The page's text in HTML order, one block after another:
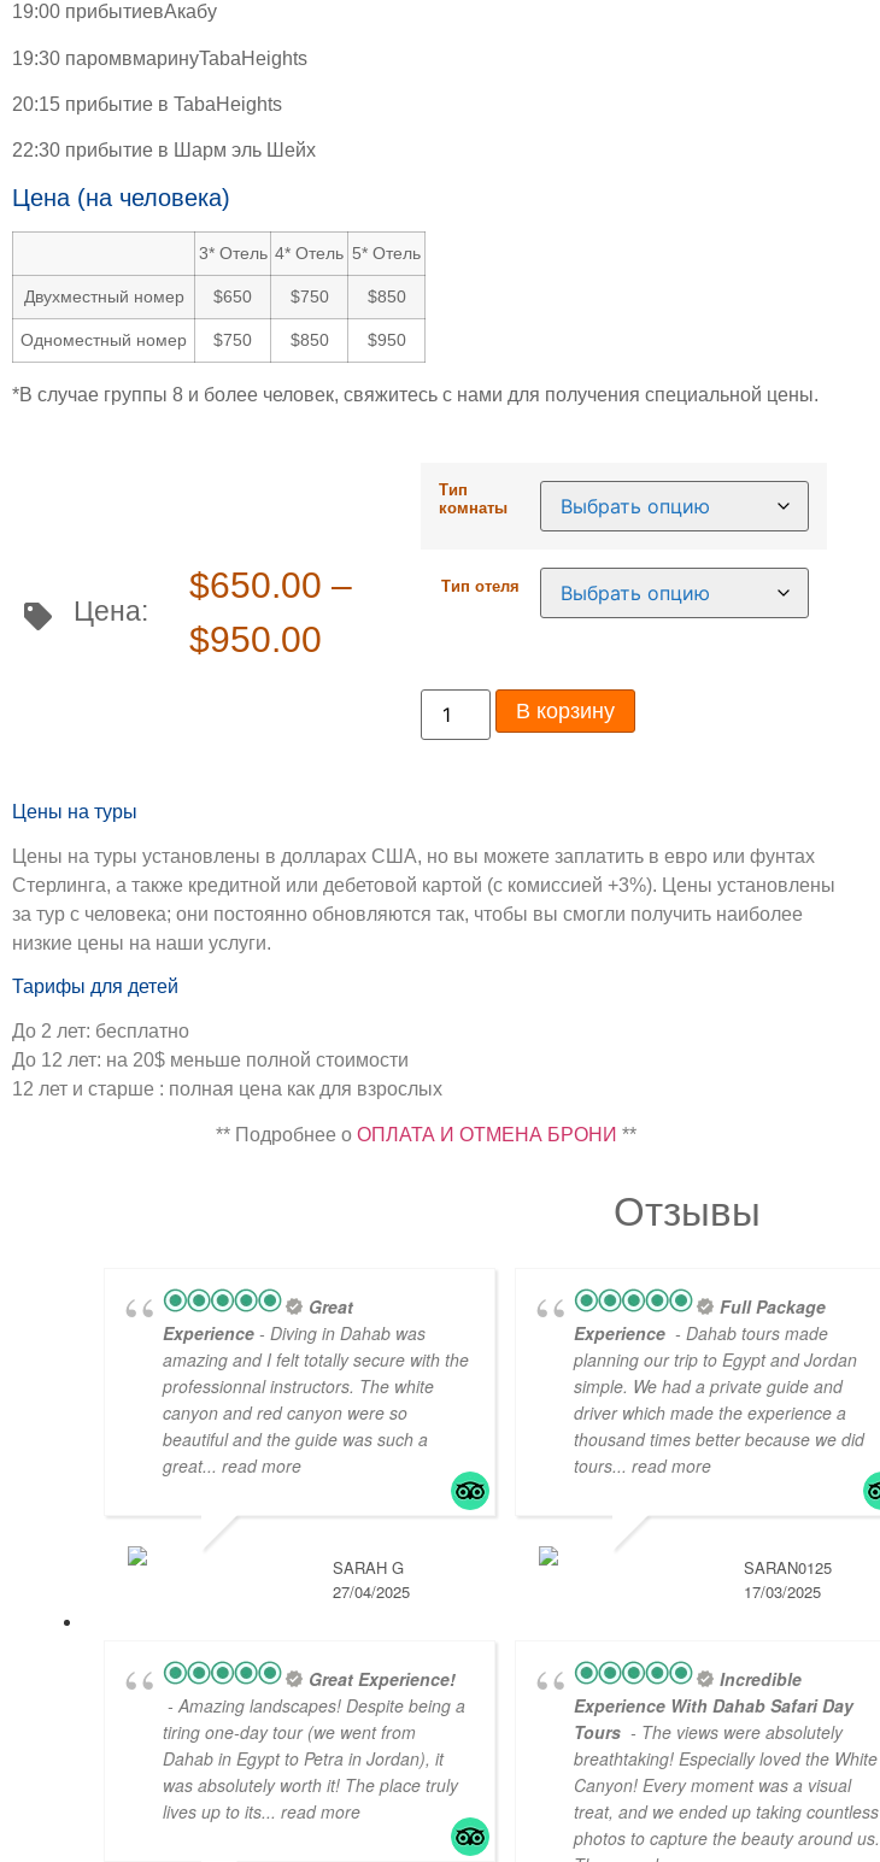
19:00 прибытиевАкабу
19:30 паромвмаринуTabaHeights
20:15 прибытие в TabaHeights
22:30 прибытие в Шарм эль Шейх
Цена (на человека)
3* Отель 4* Отель 5* Отель
Двухместный номер $650 $750 $850
Одноместный номер $750 $850 $950
*В случае группы 8 и более человек, свяжитесь с нами для получения специальной цены.
Цена:
$650.00 –
$950.00
Тип
комнаты
Тип отеля
В корзину
Цены на туры
Цены на туры установлены в долларах США, но вы можете заплатить в евро или фунтах
Стерлинга, а также кредитной или дебетовой картой (с комиссией +3%). Цены установлены
за тур с человека; они постоянно обновляются так, чтобы вы смогли получить наиболее
низкие цены на наши услуги.
Тарифы для детей
До 2 лет: бесплатно
До 12 лет: на 20$ меньше полной стоимости
12 лет и старше : полная цена как для взрослых
** Подробнее о ОПЛАТА И ОТМЕНА БРОНИ **
Отзывы
Great
Experience - Diving in Dahab was
amazing and I felt totally secure with the
professionnal instructors. The white
canyon and red canyon were so
beautiful and the guide was such a
great... read more
SARAH G
27/04/2025
Full Package
Experience - Dahab tours made
planning our trip to Egypt and Jordan
simple. We had a private guide and
driver which made the experience a
thousand times better because we did
tours... read more
SARAN0125
17/03/2025
Great Experience!
- Amazing landscapes! Despite being a
tiring one-day tour (we went from
Dahab in Egypt to Petra in Jordan), it
was absolutely worth it! The place truly
lives up to its... read more
Incredible
Experience With Dahab Safari Day
Tours - The views were absolutely
breathtaking! Especially loved the White
Canyon! Every moment was a visual
treat, and we ended up taking countless
photos to capture the beauty around us.